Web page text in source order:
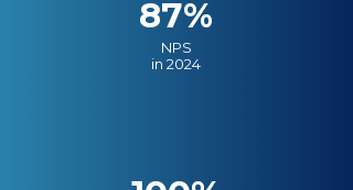
87%
NPS
in 2024